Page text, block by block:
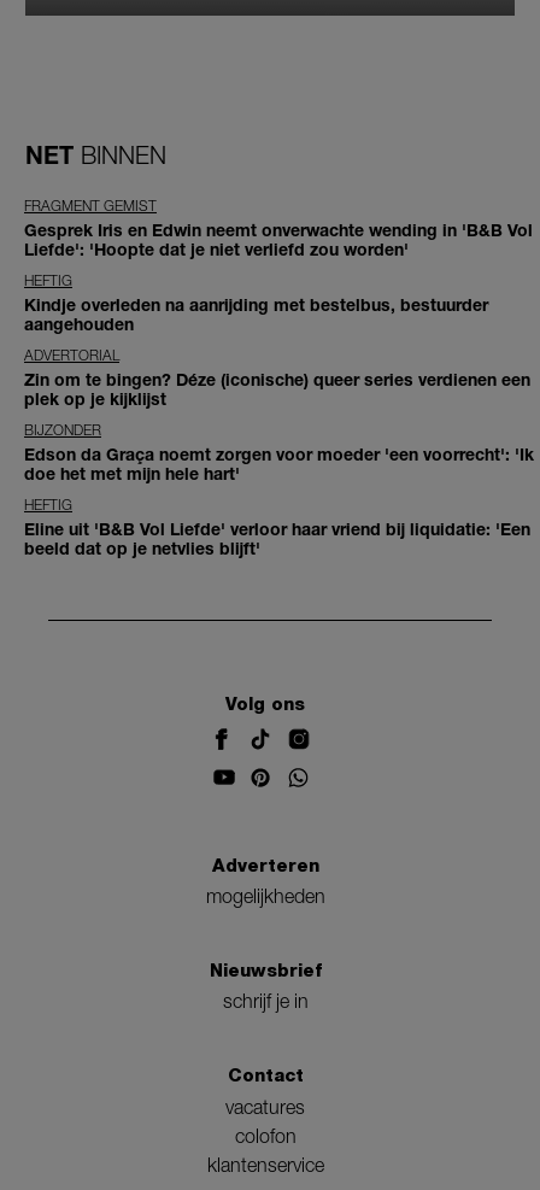
NET BINNEN
FRAGMENT GEMIST
Gesprek Iris en Edwin neemt onverwachte wending in 'B&B Vol
Liefde': 'Hoopte dat je niet verliefd zou worden'
HEFTIG
Kindje overleden na aanrijding met bestelbus, bestuurder
aangehouden
ADVERTORIAL
Zin om te bingen? Déze (iconische) queer series verdienen een
plek op je kijklijst
BIJZONDER
Edson da Graça noemt zorgen voor moeder 'een voorrecht': 'Ik
doe het met mijn hele hart'
HEFTIG
Eline uit 'B&B Vol Liefde' verloor haar vriend bij liquidatie: 'Een
beeld dat op je netvlies blijft'
Volg ons
Adverteren
mogelijkheden
Nieuwsbrief
schrijf je in
Contact
vacatures
colofon
klantenservice